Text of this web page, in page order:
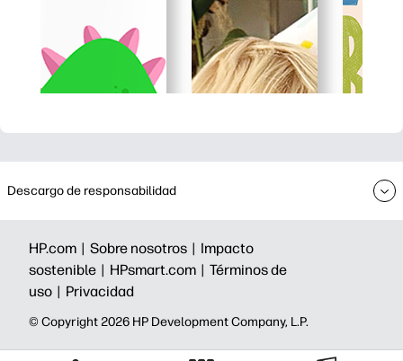
Descargo de responsabilidad
HP.com | Sobre nosotros | Impacto
sostenible | HPsmart.com | Términos de
uso | Privacidad
©️ Copyright 2026 HP Development Company, L.P.